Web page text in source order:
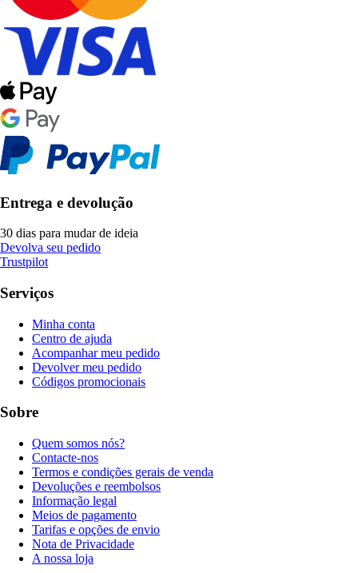
Entrega e devolução
30 dias para mudar de ideia
Devolva seu pedido
Trustpilot
Serviços
Minha conta
Centro de ajuda
Acompanhar meu pedido
Devolver meu pedido
Códigos promocionais
Sobre
Quem somos nós?
Contacte-nos
Termos e condições gerais de venda
Devoluções e reembolsos
Informação legal
Meios de pagamento
Tarifas e opções de envio
Nota de Privacidade
A nossa loja